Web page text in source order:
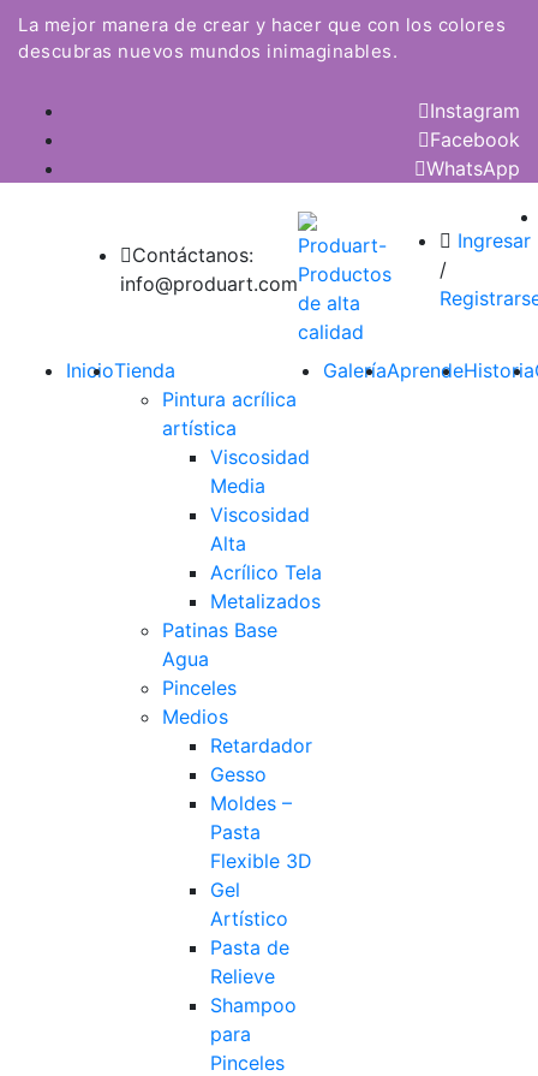
La mejor manera de crear y hacer que con los colores
descubras nuevos mundos inimaginables.
Instagram
Facebook
WhatsApp
Contáctanos:
info@produart.com
Ingresar
/
InicioTienda
Pintura acrílica
artística
Viscosidad
Media
Viscosidad
Alta
Acrílico Tela
Metalizados
Patinas Base
Agua
Pinceles
Medios
Retardador
Gesso
Moldes –
Pasta
Flexible 3D
Gel
Artístico
Pasta de
Relieve
Shampoo
para
Pinceles
GaleríaAprendeHistoria